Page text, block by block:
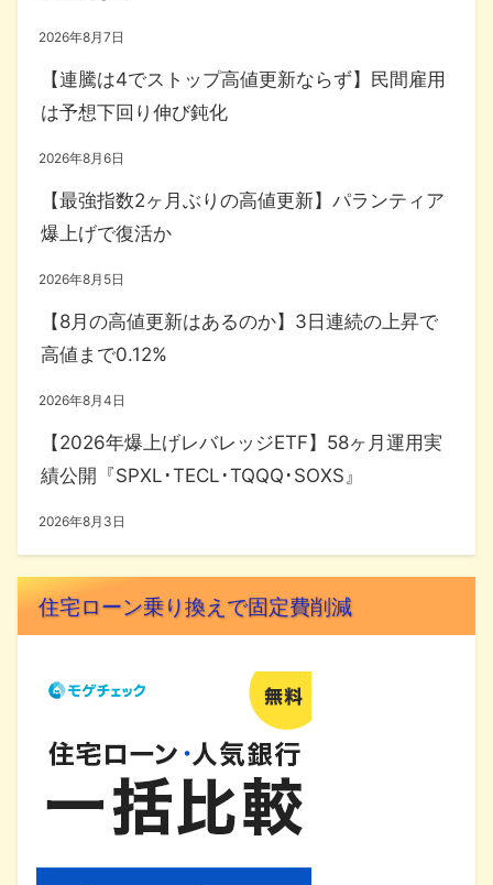
2026年8月7日
【連騰は4でストップ高値更新ならず】民間雇用
は予想下回り伸び鈍化
2026年8月6日
【最強指数2ヶ月ぶりの高値更新】パランティア
爆上げで復活か
2026年8月5日
【8月の高値更新はあるのか】3日連続の上昇で
高値まで0.12%
2026年8月4日
【2026年爆上げレバレッジETF】58ヶ月運用実
績公開『SPXL･TECL･TQQQ･SOXS』
2026年8月3日
住宅ローン乗り換えで固定費削減